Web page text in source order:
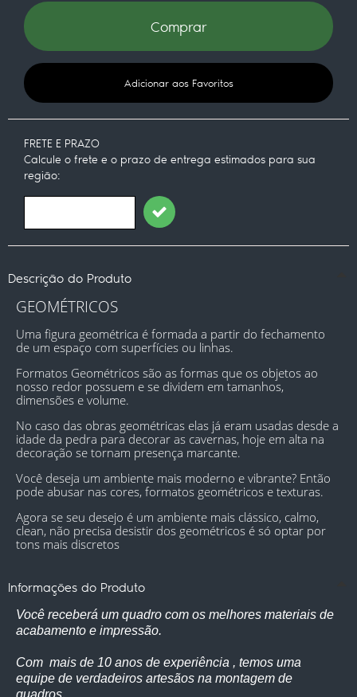
Comprar
Adicionar aos Favoritos
FRETE E PRAZO
Calcule o frete e o prazo de entrega estimados para sua
região:
Descrição do Produto
GEOMÉTRICOS
Uma figura geométrica é formada a partir do fechamento
de um espaço com superfícies ou linhas.
Formatos Geométricos são as formas que os objetos ao
nosso redor possuem e se dividem em tamanhos,
dimensões e volume.
No caso das obras geométricas elas já eram usadas desde a
idade da pedra para decorar as cavernas, hoje em alta na
decoração se tornam presença marcante.
Você deseja um ambiente mais moderno e vibrante? Então
pode abusar nas cores, formatos geométricos e texturas.
Agora se seu desejo é um ambiente mais clássico, calmo,
clean, não precisa desistir dos geométricos é só optar por
tons mais discretos
Informações do Produto
Você receberá um quadro com os melhores materiais de
acabamento e impressão.
Com mais de 10 anos de experiência , temos uma
equipe de verdadeiros artesãos na montagem de